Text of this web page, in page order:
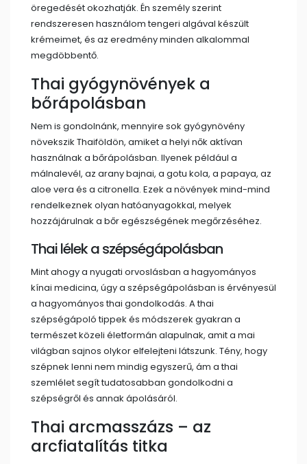
öregedését okozhatják. Én személy szerint
rendszeresen használom tengeri algával készült
krémeimet, és az eredmény minden alkalommal
megdöbbentő.
Thai gyógynövények a
bőrápolásban
Nem is gondolnánk, mennyire sok gyógynövény
növekszik Thaiföldön, amiket a helyi nők aktívan
használnak a bőrápolásban. Ilyenek például a
málnalevél, az arany bajnai, a gotu kola, a papaya, az
aloe vera és a citronella. Ezek a növények mind-mind
rendelkeznek olyan hatóanyagokkal, melyek
hozzájárulnak a bőr egészségének megőrzéséhez.
Thai lélek a szépségápolásban
Mint ahogy a nyugati orvoslásban a hagyományos
kínai medicina, úgy a szépségápolásban is érvényesül
a hagyományos thai gondolkodás. A thai
szépségápoló tippek és módszerek gyakran a
természet közeli életformán alapulnak, amit a mai
világban sajnos olykor elfelejteni látszunk. Tény, hogy
szépnek lenni nem mindig egyszerű, ám a thai
szemlélet segít tudatosabban gondolkodni a
szépségről és annak ápolásáról.
Thai arcmasszázs – az
arcfiatalítás titka